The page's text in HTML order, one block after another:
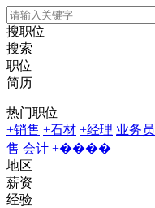
搜职位
搜索
职位
简历
热门职位
+销售 +石材 +经理 业务员
售 会计 +����
地区
薪资
经验